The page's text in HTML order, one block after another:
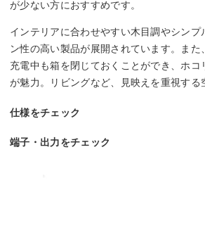
が少ない方におすすめです。
インテリアに合わせやすい木目調やシンプ
ン性の高い製品が展開されています。また
充電中も箱を閉じておくことができ、ホ
が魅力。リビングなど、見映えを重視する
仕様をチェック
端子・出力をチェック